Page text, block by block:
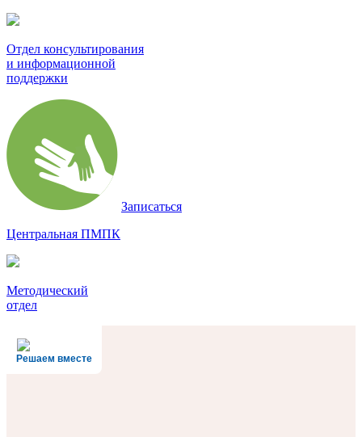
Отдел консультирования
и информационной
поддержки
Записаться
Центральная ПМПК
Методический
отдел
Решаем вместе